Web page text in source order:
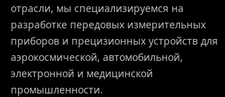
отрасли, мы специализируемся на
разработке передовых измерительных
приборов и прецизионных устройств для
аэрокосмической, автомобильной,
электронной и медицинской
промышленности.